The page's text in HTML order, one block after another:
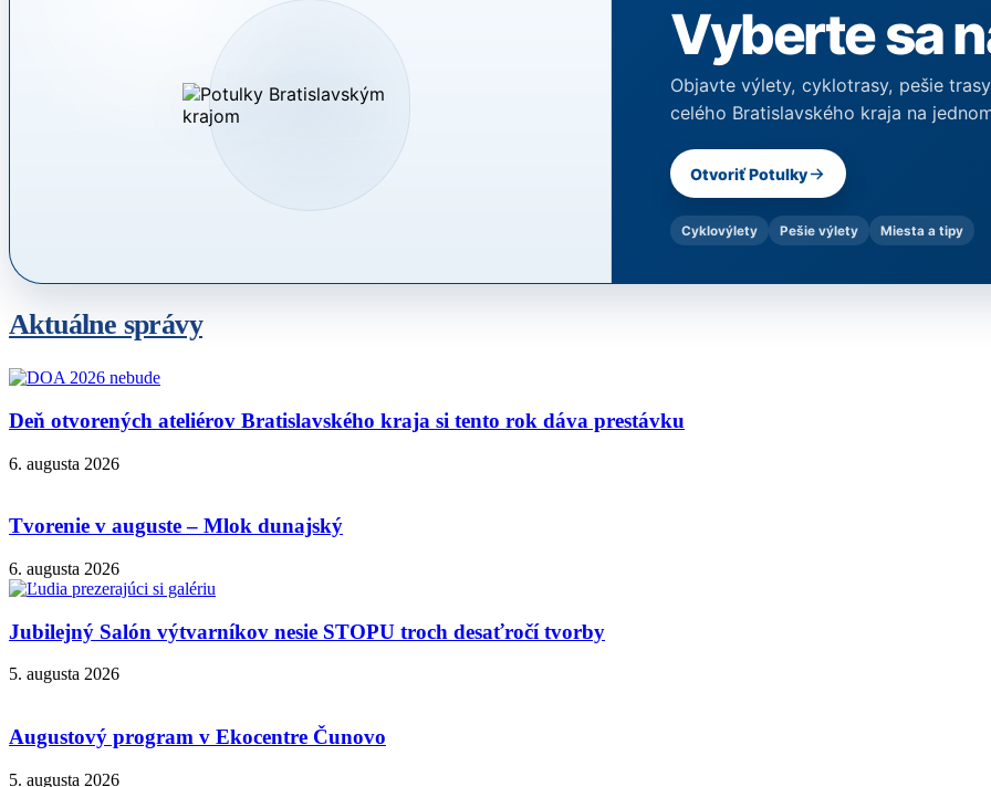
Vyberte sa
Objavte výlety, cyklotrasy, pešie
celého Bratislavského kraja na
Otvoriť Potulky
Cyklovýlety Pešie výlety Miesta a tipy
Aktuálne správy
Deň otvorených ateliérov Bratislavského kraja si tento rok dáva prestávku
6. augusta 2026
Tvorenie v auguste – Mlok dunajský
6. augusta 2026
Jubilejný Salón výtvarníkov nesie STOPU troch desaťročí tvorby
5. augusta 2026
Augustový program v Ekocentre Čunovo
5. augusta 2026